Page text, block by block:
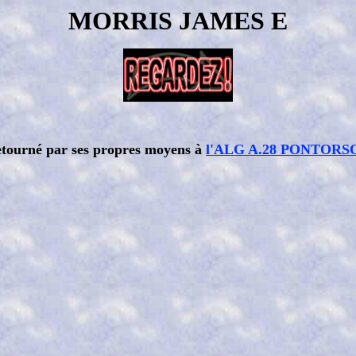
MORRIS JAMES E
par ses propres moyens à l'ALG A.28